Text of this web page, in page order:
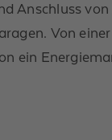
Anschluss
Von
ein